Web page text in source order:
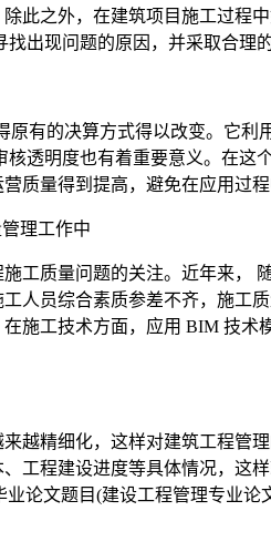
此之外，在建筑项目施工过程
出现问题的原因，并采取合理
原有的决算方式得以改变。它
透明度也有着重要意义。在
质量得到提高，避免在应用过
理工作中
工质量问题的关注。近年来，
人员综合素质参差不齐，施工
施工技术方面，应用 BIM 技
越精细化，这样对建筑工程管
工程建设进度等具体情况，这
业论文题目(建设工程管理专业论